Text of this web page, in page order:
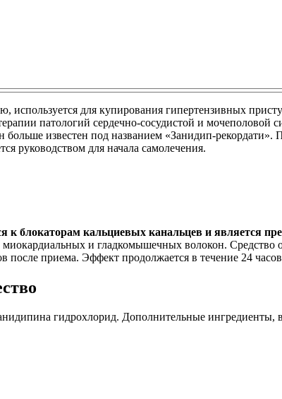
для купирования гипертензивных
патологий сердечно-сосудистой и
больше известен под названием «Занидип-
руководством для начала самолечения.
к блокаторам кальциевых канальцев и является
и гладкомышечных волокон.
после приема. Эффект продолжается в течение 24
гидрохлорид. Дополнительные ингредиенты,